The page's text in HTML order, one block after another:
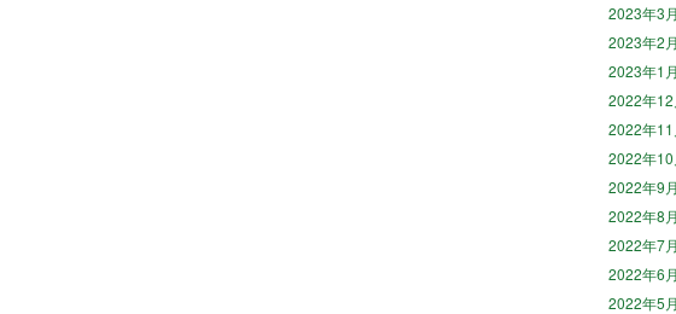
2023年3月
2023年2月
2023年1月
2022年12
2022年11
2022年10
2022年9月
2022年8月
2022年7月
2022年6月
2022年5月